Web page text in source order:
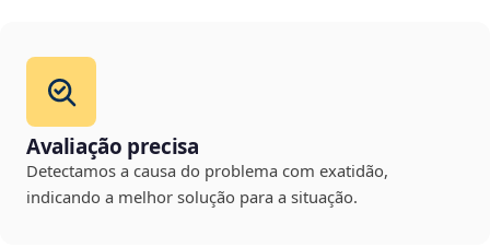
Avaliação precisa
Detectamos a causa do problema com exatidão,
indicando a melhor solução para a situação.